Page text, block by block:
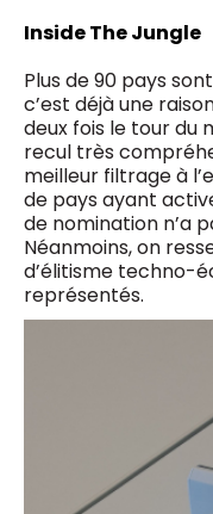
Inside The Jungle
Plus de 90 pays
c’est déjà une
deux fois le tour du
recul très
meilleur filtrage à
de pays ayant
de nomination n’a
Néanmoins, on
d’élitisme techno-
représentés.